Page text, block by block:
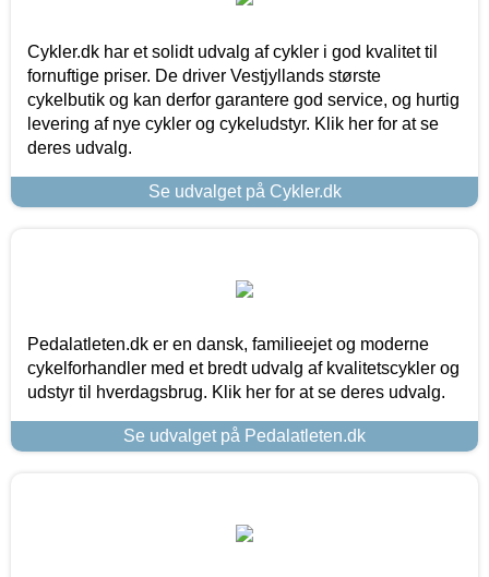
Cykler.dk har et solidt udvalg af cykler i god kvalitet til
fornuftige priser. De driver Vestjyllands største
cykelbutik og kan derfor garantere god service, og hurtig
levering af nye cykler og cykeludstyr. Klik her for at se
deres udvalg.
Se udvalget på Cykler.dk
Pedalatleten.dk er en dansk, familieejet og moderne
cykelforhandler med et bredt udvalg af kvalitetscykler og
udstyr til hverdagsbrug. Klik her for at se deres udvalg.
Se udvalget på Pedalatleten.dk